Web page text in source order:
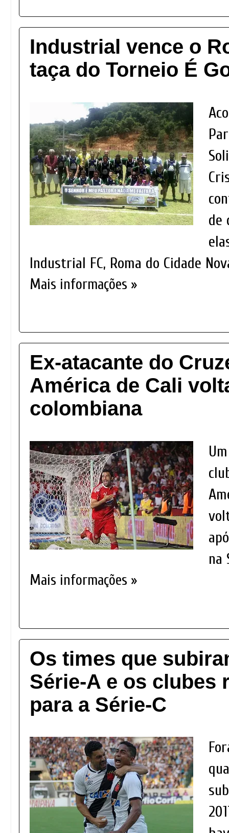
Industrial vence o
taça do Torneio É
de
Industrial FC, Roma do Cidade
Mais informações »
Ex-atacante do
América de Cali
colombiana
na
Mais informações »
Os times que
Série-A e os clubes
para a Série-C